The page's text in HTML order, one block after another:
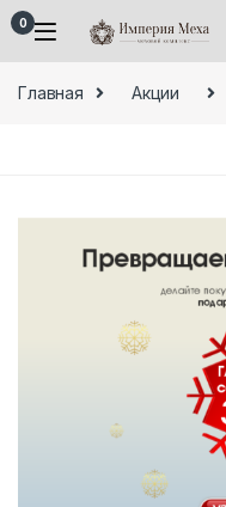
Skip to navigation
Skip to content
0
Главная Акции